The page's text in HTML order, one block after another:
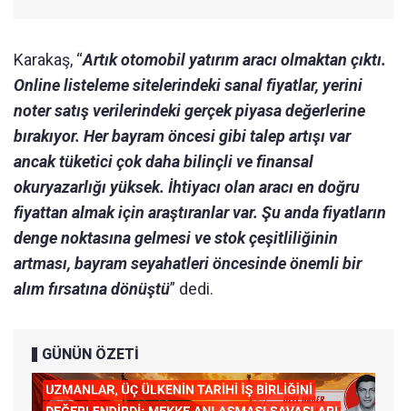
Karakaş, “Artık otomobil yatırım aracı olmaktan çıktı.
Online listeleme sitelerindeki sanal fiyatlar, yerini
noter satış verilerindeki gerçek piyasa değerlerine
bırakıyor. Her bayram öncesi gibi talep artışı var
ancak tüketici çok daha bilinçli ve finansal
okuryazarlığı yüksek. İhtiyacı olan aracı en doğru
fiyattan almak için araştıranlar var. Şu anda fiyatların
denge noktasına gelmesi ve stok çeşitliliğinin
artması, bayram seyahatleri öncesinde önemli bir
alım fırsatına dönüştü” dedi.
GÜNÜN ÖZETİ